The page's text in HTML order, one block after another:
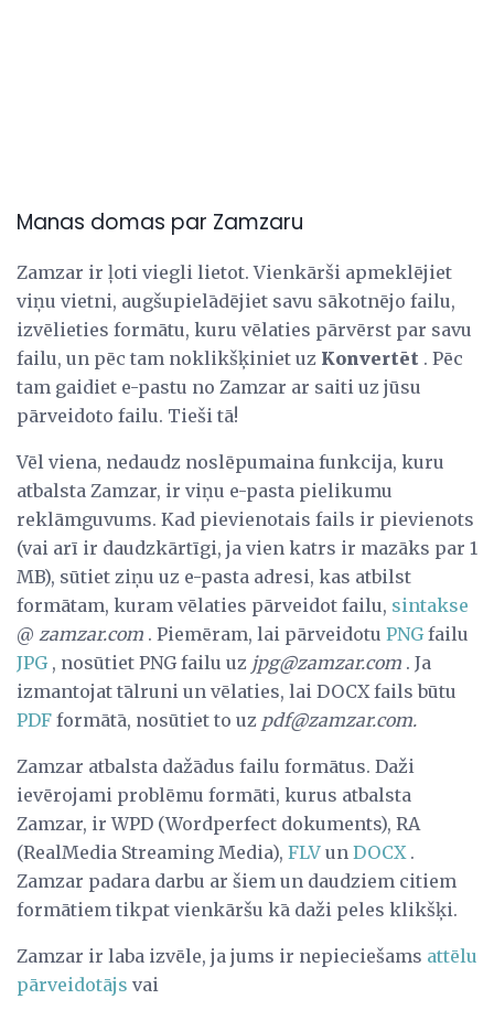
Manas domas par Zamzaru
Zamzar ir ļoti viegli lietot. Vienkārši apmeklējiet
viņu vietni, augšupielādējiet savu sākotnējo failu,
izvēlieties formātu, kuru vēlaties pārvērst par savu
failu, un pēc tam noklikšķiniet uz Konvertēt . Pēc
tam gaidiet e-pastu no Zamzar ar saiti uz jūsu
pārveidoto failu. Tieši tā!
Vēl viena, nedaudz noslēpumaina funkcija, kuru
atbalsta Zamzar, ir viņu e-pasta pielikumu
reklāmguvums. Kad pievienotais fails ir pievienots
(vai arī ir daudzkārtīgi, ja vien katrs ir mazāks par 1
MB), sūtiet ziņu uz e-pasta adresi, kas atbilst
formātam, kuram vēlaties pārveidot failu, sintakse
@ zamzar.com . Piemēram, lai pārveidotu PNG failu
JPG , nosūtiet PNG failu uz jpg@zamzar.com . Ja
izmantojat tālruni un vēlaties, lai DOCX fails būtu
PDF formātā, nosūtiet to uz pdf@zamzar.com.
Zamzar atbalsta dažādus failu formātus. Daži
ievērojami problēmu formāti, kurus atbalsta
Zamzar, ir WPD (Wordperfect dokuments), RA
(RealMedia Streaming Media), FLV un DOCX.
Zamzar padara darbu ar šiem un daudziem citiem
formātiem tikpat vienkāršu kā daži peles klikšķi.
Zamzar ir laba izvēle, ja jums ir nepieciešams attēlu
pārveidotājs vai